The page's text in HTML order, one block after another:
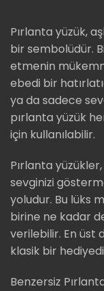
Pırlanta yüzük,
bir sembolüdür.
etmenin
ebedi bir
ya da sadece
pırlanta yüzük
için kullanılabilir.
Pırlanta
sevginizi
yoludur. Bu lüks
birine ne kadar
verilebilir. En üst
klasik bir
Benzersiz